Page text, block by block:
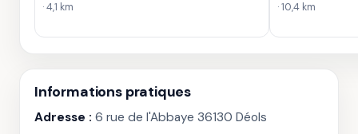
· 4,1 km · 10,4 km
Informations pratiques
Adresse : 6 rue de l'Abbaye 36130 Déols